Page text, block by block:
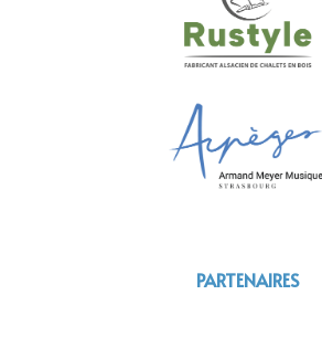
PARTENAIRES